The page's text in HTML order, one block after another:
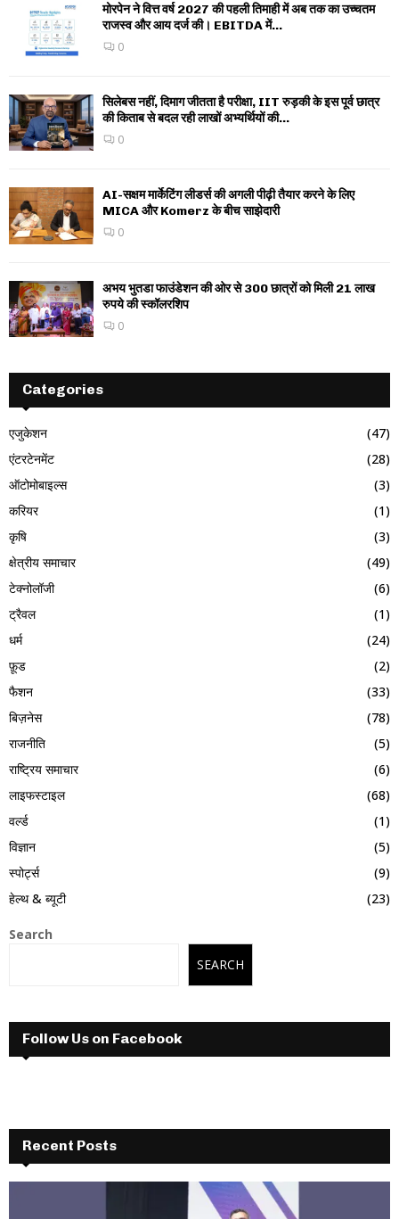
मोरपेन ने वित्त वर्ष 2027 की पहली तिमाही में अब तक का उच्चतम
राजस्व और आय दर्ज की। EBITDA में...
0
सिलेबस नहीं, दिमाग जीतता है परीक्षा, IIT रुड़की के इस पूर्व छात्र
की किताब से बदल रही लाखों अभ्यर्थियों की...
0
AI-सक्षम मार्केटिंग लीडर्स की अगली पीढ़ी तैयार करने के लिए
MICA और Komerz के बीच साझेदारी
0
अभय भुतडा फाउंडेशन की ओर से 300 छात्रों को मिली 21 लाख
रुपये की स्कॉलरशिप
0
Categories
एजुकेशन
(47)
एंटरटेनमेंट
(28)
ऑटोमोबाइल्स
(3)
करियर
(1)
कृषि
(3)
क्षेत्रीय समाचार
(49)
टेक्नोलॉजी
(6)
ट्रैवल
(1)
धर्म
(24)
फ़ूड
(2)
फैशन
(33)
बिज़नेस
(78)
राजनीति
(5)
राष्ट्रिय समाचार
(6)
लाइफस्टाइल
(68)
वर्ल्ड
(1)
विज्ञान
(5)
स्पोर्ट्स
(9)
हेल्थ & ब्यूटी
(23)
Search
SEARCH
Follow Us on Facebook
Recent Posts